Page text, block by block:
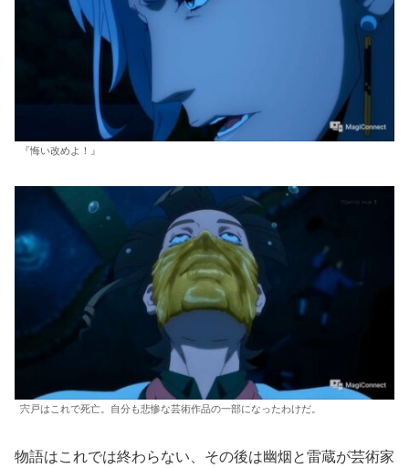
『悔い改めよ！』
宍戸はこれで死亡。自分も悲惨な芸術作品の一部になったわけだ。
物語はこれでは終わらない、その後は幽烟と雷蔵が芸術家